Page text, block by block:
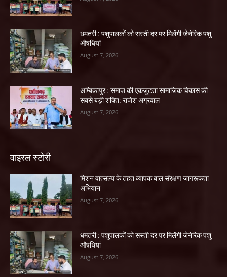
धमतरी : पशुपालकों को सस्ती दर पर मिलेंगी जेनेरिक पशु
औषधियां
August 7, 2026
अम्बिकापुर : समाज की एकजुटता सामाजिक विकास की
सबसे बड़ी शक्ति: राजेश अग्रवाल
August 7, 2026
वाइरल स्टोरी
मिशन वात्सल्य के तहत व्यापक बाल संरक्षण जागरूकता
अभियान
August 7, 2026
धमतरी : पशुपालकों को सस्ती दर पर मिलेंगी जेनेरिक पशु
औषधियां
August 7, 2026